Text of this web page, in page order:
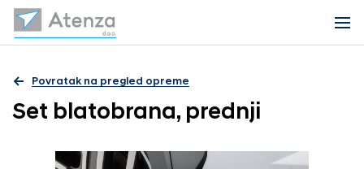
Povratak na pregled opreme
Set blatobrana, prednji